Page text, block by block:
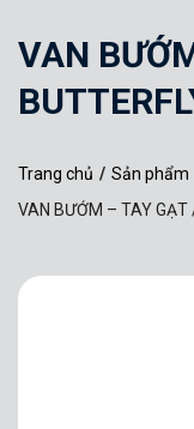
VAN
Trang chủ / Sản phẩm
VAN BƯỚM – TAY GẠT